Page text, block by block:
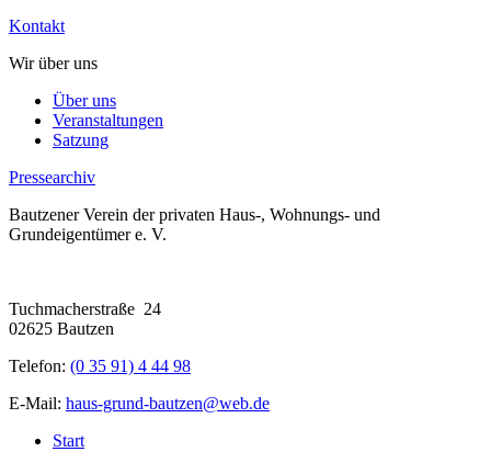
Kontakt
Wir über uns
Über uns
Veranstaltungen
Satzung
Pressearchiv
Bautzener Verein der privaten Haus-, Wohnungs- und
Grundeigentümer e. V.
Tuchmacherstraße 24
02625 Bautzen
Telefon: (0 35 91) 4 44 98
E-Mail: haus-grund-bautzen@web.de
Start